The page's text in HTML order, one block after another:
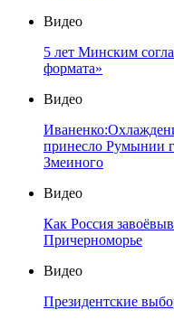
Видео
5 лет Минским
формата»
Видео
принесло Румынии
Змеиного
Видео
Как Россия
Причерноморье
Видео
Президентские